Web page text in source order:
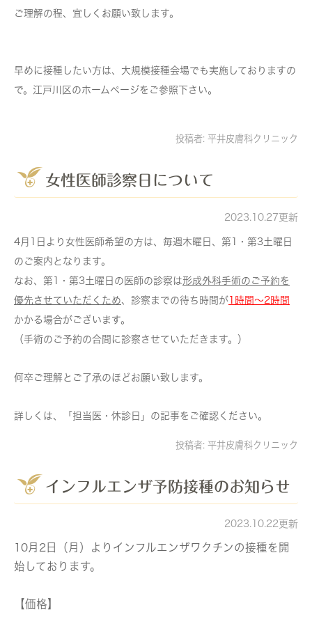
ご理解の程、宜しくお願い致します。
早めに接種したい方は、大規模接種会場でも実施しておりますの
で。江戸川区のホームページをご参照下さい。
投稿者: 平井皮膚科クリニック
女性医師診察日について
2023.10.27更新
4月1日より女性医師希望の方は、 毎週木曜日 、 第1・第3土曜日
のご案内となります。
なお、第1・第3土曜日の医師の診察は形成外科手術のご予約を
優先させていただくため、診察までの待ち時間が 1時間～2時間
かかる場合がございます。
（手術のご予約の合間に診察させていただきます。）
何卒ご理解とご了承のほどお願い致します。
詳しくは、「担当医・休診日」の記事をご確認ください。
投稿者: 平井皮膚科クリニック
インフルエンザ予防接種のお知らせ
2023.10.22更新
10月2日（月）よりインフルエンザワクチンの接種を開
始しております。
【価格】